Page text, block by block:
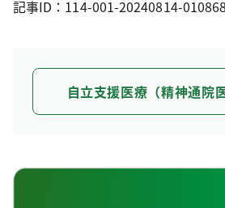
記事ID：114-001-20240814-010868
自立支援医療（精神通院